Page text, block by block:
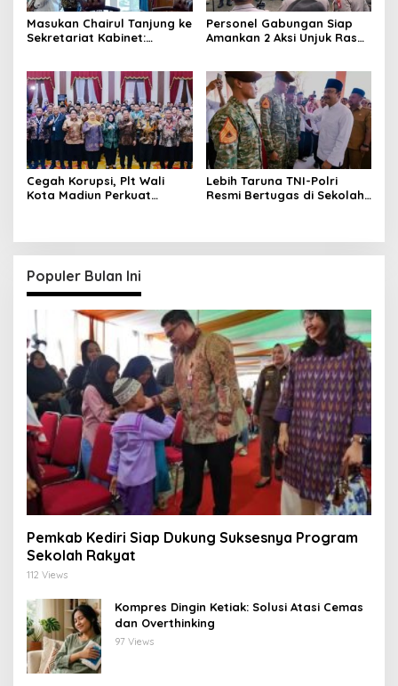
Masukan Chairul Tanjung ke
Sekretariat Kabinet:
Personel Gabungan Siap
Amankan 2 Aksi Unjuk Rasa
Cegah Korupsi, Plt Wali
Kota Madiun Perkuat
Lebih Taruna TNI-Polri
Resmi Bertugas di Sekolah
Populer Bulan Ini
Pemkab Kediri Siap Dukung Suksesnya Program
Sekolah Rakyat
112 Views
Kompres Dingin Ketiak: Solusi Atasi Cemas
dan Overthinking
97 Views